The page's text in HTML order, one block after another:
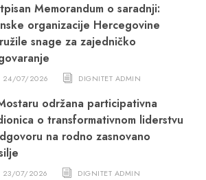
Memorandum o saradnji:
organizacije Hercegovine
snage za zajedničko
24/07/2026 DIGNITET ADMIN
održana participativna
o transformativnom liderstvu
na rodno zasnovano
23/07/2026 DIGNITET ADMIN